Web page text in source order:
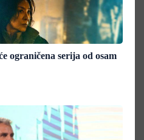
ograničena serija od osam